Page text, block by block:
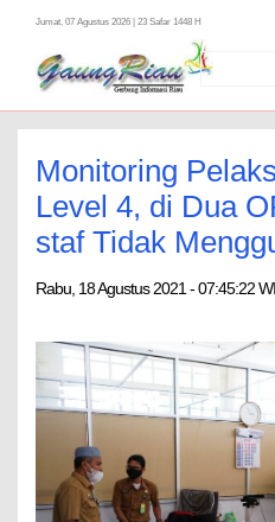
Jumat, 07 Agustus 2026 | 23 Safar 1448 H
Monitoring
Level 4, di Dua
staf Tidak
Rabu, 18 Agustus 2021 - 07:45:22